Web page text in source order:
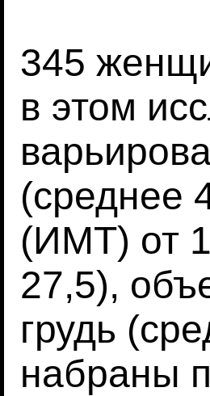
345
в этом
(среднее
(ИМТ) от
27,5),
грудь
набраны